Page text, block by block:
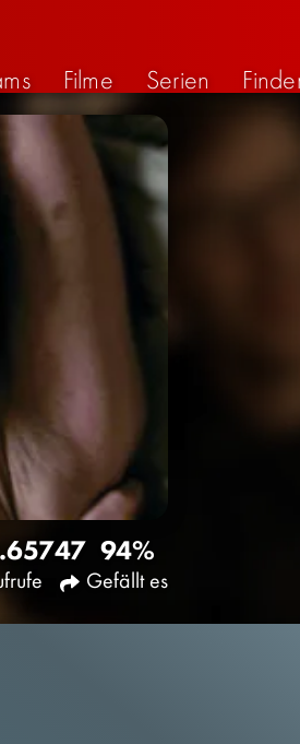
Filme Serien
47 94%
Gefällt es